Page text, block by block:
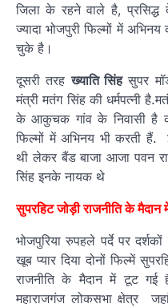
जिला के रहने वाले है,
ज्यादा भोजपुरी फिल्मों में
चुके है।
दूसरी तरहख्याति सिंहसुपर
मंत्री मतंग सिंह की धर्मपत्नी
के आकुचक गांव के निवासी है
फिल्मों में अभिनय भी करती हैं.
थी लेकर बैंड बाजा आजा पवन
सिंह इनके नायक थे
सुपरहिट जोड़ी राजनीति के मैदान
भोजपुरिया रुपहले पर्दे पर
खूब प्यार दिया दोनों फिल्में
राजनीति के मैदान में टूट गई
महाराजगंज लोकसभा क्षेत्र